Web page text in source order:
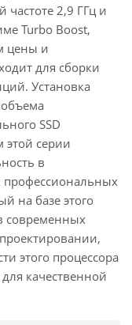
частоте 2,9 ГГц и
Turbo Boost,
цены и
для сборки
Установка
SSD
этой серии
в
профессиональных
на базе этого
современных
этого процессора
качественной